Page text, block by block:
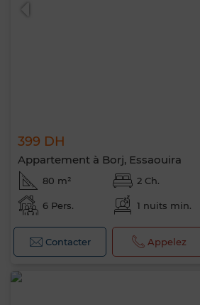
399 DH
Appartement à Borj, Essaouira
80 m² 2 Ch.
6 Pers. 1 nuits min.
Contacter Appelez
Bonjour, je suis MIA. Quel
vous appliquer maintenant ?